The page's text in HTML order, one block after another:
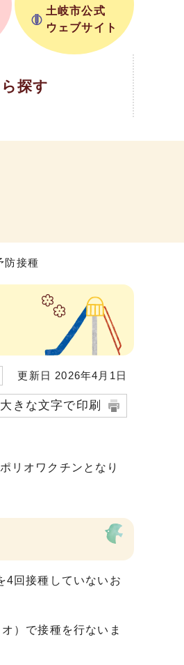
土岐市公式
ウェブサイト
探す
防接種
更新日 2026年4月1日
大きな文字で印刷
リオワクチンとなり
4回接種していないお
）で接種を行ないま